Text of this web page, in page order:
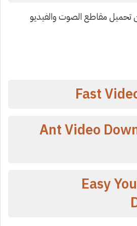
مقاطع الصوت والفيديو
Fast
Ant Video
Easy